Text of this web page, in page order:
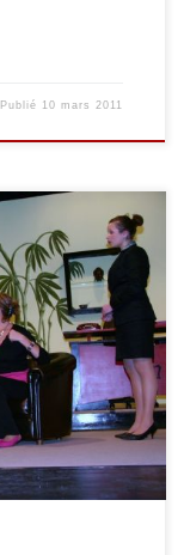
Publié 10 mars 2011